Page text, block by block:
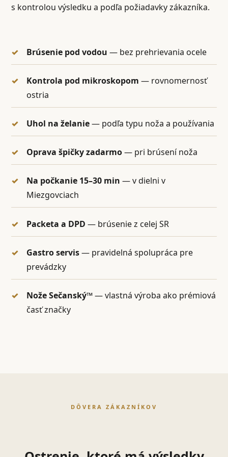
s kontrolou výsledku a podľa požiadavky zákazníka.
Brúsenie pod vodou — bez prehrievania ocele
Kontrola pod mikroskopom — rovnomernosť
ostria
Uhol na želanie— podľa typu noža a používania
Oprava špičky zadarmo— pri brúsení noža
Na počkanie 15–30 min — v dielni v
Miezgovciach
Packeta a DPD — brúsenie z celej SR
Gastro servis— pravidelná spolupráca pre
prevádzky
Nože Sečanský™— vlastná výroba ako prémiová
časť značky
DÔVERA ZÁKAZNÍKOV